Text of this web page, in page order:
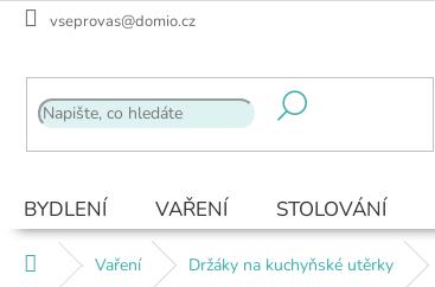
Přejít
vseprovas@domio.cz
BYDLENÍ VAŘENÍ STOLOVÁNÍ
Domů Vaření Držáky na kuchyňské utěrky